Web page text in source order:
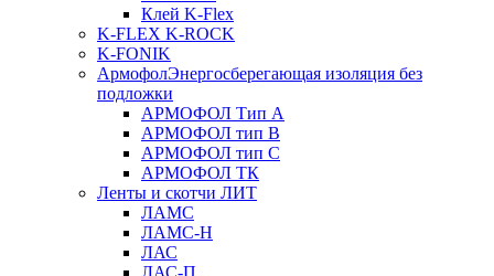
Клей K-Flex
K-FLEX K-ROCK
K-FONIK
АрмофолЭнергосберегающая изоляция без
подложки
АРМОФОЛ Тип А
АРМОФОЛ тип В
АРМОФОЛ тип C
АРМОФОЛ ТК
Ленты и скотчи ЛИТ
ЛАМС
ЛАМС-Н
ЛАС
ЛАС-П